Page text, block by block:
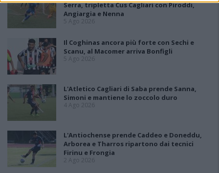
Serra, tripletta Cus Cagliari con Piroddi,
Angiargia e Nenna
5 Ago 2026
Il Coghinas ancora più forte con Sechi e
Scanu, al Macomer arriva Bonfigli
5 Ago 2026
L'Atletico Cagliari di Saba prende Sanna,
Simoni e mantiene lo zoccolo duro
4 Ago 2026
L'Antiochense prende Caddeo e Doneddu,
Arborea e Tharros ripartono dai tecnici
Firinu e Frongia
2 Ago 2026